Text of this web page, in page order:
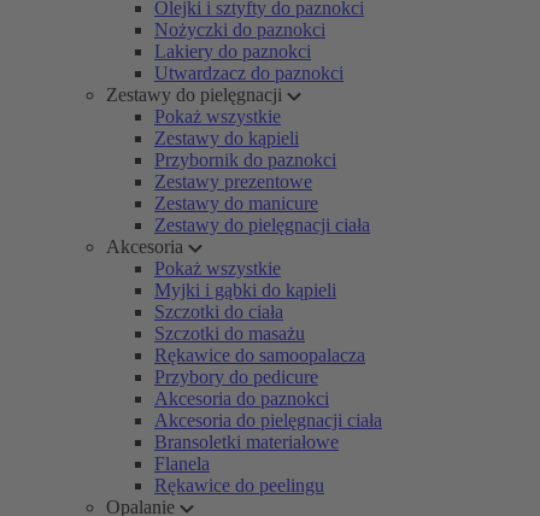
Olejki i sztyfty do paznokci
Nożyczki do paznokci
Lakiery do paznokci
Utwardzacz do paznokci
Zestawy do pielęgnacji
Pokaż wszystkie
Zestawy do kąpieli
Przybornik do paznokci
Zestawy prezentowe
Zestawy do manicure
Zestawy do pielęgnacji ciała
Akcesoria
Pokaż wszystkie
Myjki i gąbki do kąpieli
Szczotki do ciała
Szczotki do masażu
Rękawice do samoopalacza
Przybory do pedicure
Akcesoria do paznokci
Akcesoria do pielęgnacji ciała
Bransoletki materiałowe
Flanela
Rękawice do peelingu
Opalanie